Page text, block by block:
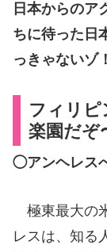
日本からのア
ちに待った日
っきゃないゾ！
フィリピ
楽園だぞ
◯アンヘレス
極東最大の
レスは、知る